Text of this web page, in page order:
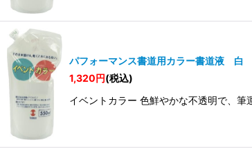
パフォーマンス書道用カラー書道液 白
1,320円(税込)
イベントカラー 色鮮やかな不透明で、筆